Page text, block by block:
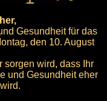
Gesundheit für das
den 10. August
sorgen wird, dass Ihr
und Gesundheit eher